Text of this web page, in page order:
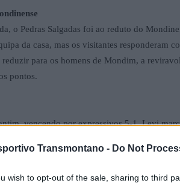
Transmontano - Do Not
wish to opt-out of the sale, sharing to third
o Pedras Salgadas foi ao reduto do
da casa, mas os visitantes responderam
reduzir para os homens de Mondim, a
pontos.
vencendo por expressivos 5-1. Levi
inspirado, autor de quatro golos
formação local.